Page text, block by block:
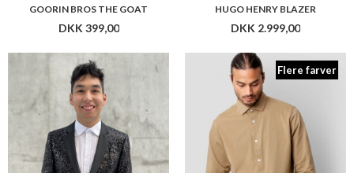
GOORIN BROS THE GOAT
DKK 399,00
HUGO HENRY BLAZER
DKK 2.999,00
Flere farver